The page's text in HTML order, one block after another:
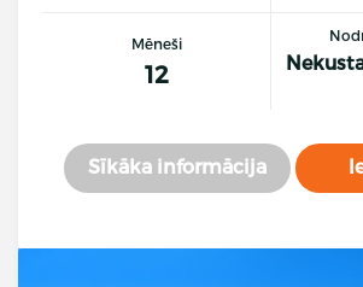
Mēneši
12
Sīkāka informācija